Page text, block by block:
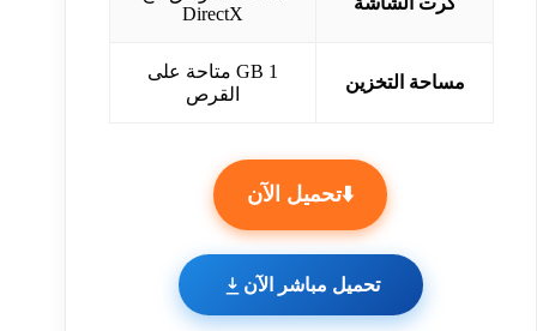
DirectX
مساحة التخزين
1 GB متاحة على
القرص
⬇️تحميل الآن
تحميل مباشر الآن